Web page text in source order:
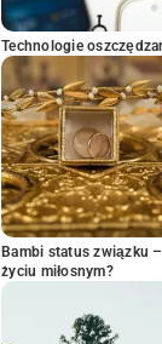
Technologie
Bambi status związku
życiu miłosnym?